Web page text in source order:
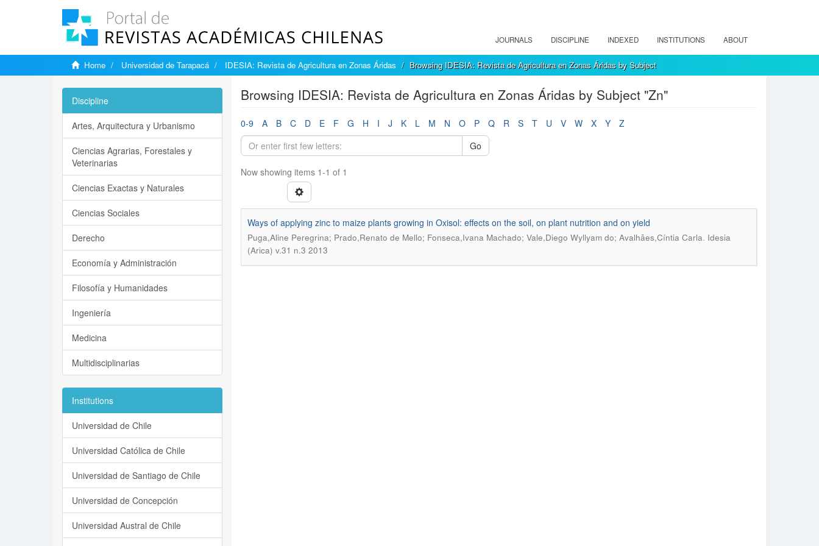
JOURNALS DISCIPLINE INDEXED INSTITUTIONS ABOUT
Home Universidad de Tarapacá IDESIA: Revista de Agricultura en Zonas Áridas Browsing IDESIA: Revista de Agricultura en Zonas Áridas by Subject
Browsing IDESIA: Revista de Agricultura en Zonas Áridas by Subject "Zn"
0-9 A B C D E F G H I J K L M N O P Q R S T U V W X Y
Z
Go
Now showing items 1-1 of 1
Ways of applying zinc to maize plants growing in Oxisol: effects on the soil, on plant nutrition and on yield
Puga,Aline Peregrina; Prado,Renato de Mello; Fonseca,Ivana Machado; Vale,Diego Wyllyam do; Avalhães,Cíntia Carla. Idesia
(Arica) v.31 n.3 2013
Discipline
Artes, Arquitectura y Urbanismo
Ciencias Agrarias, Forestales y
Veterinarias
Ciencias Exactas y Naturales
Ciencias Sociales
Derecho
Economía y Administración
Filosofía y Humanidades
Ingeniería
Medicina
Multidisciplinarias
Institutions
Universidad de Chile
Universidad Católica de Chile
Universidad de Santiago de Chile
Universidad de Concepción
Universidad Austral de Chile